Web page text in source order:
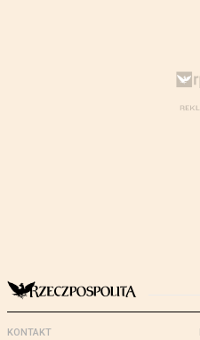
KONTAKT